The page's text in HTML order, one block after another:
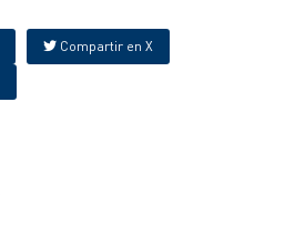
Compartir en X